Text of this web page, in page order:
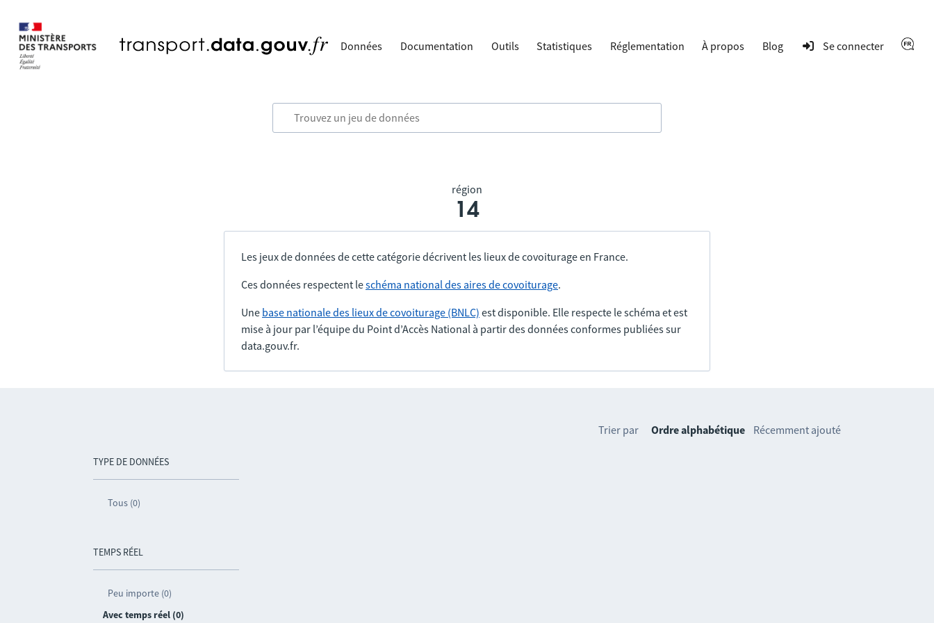
Données Documentation Outils Statistiques Réglementation À propos Blog Se connecter
région
14
Les jeux de données de cette catégorie décrivent les lieux de covoiturage en France.
Ces données respectent leschéma national des aires de covoiturage.
Une base nationale des lieux de covoiturage (BNLC) est disponible. Elle respecte le schéma et est
mise à jour par l’équipe du Point d’Accès National à partir des données conformes publiées sur
data.gouv.fr.
TYPE DE DONNÉES
Tous (0)
TEMPS RÉEL
Peu importe (0)
Avec temps réel (0)
Trier par Ordre alphabétique Récemment ajouté